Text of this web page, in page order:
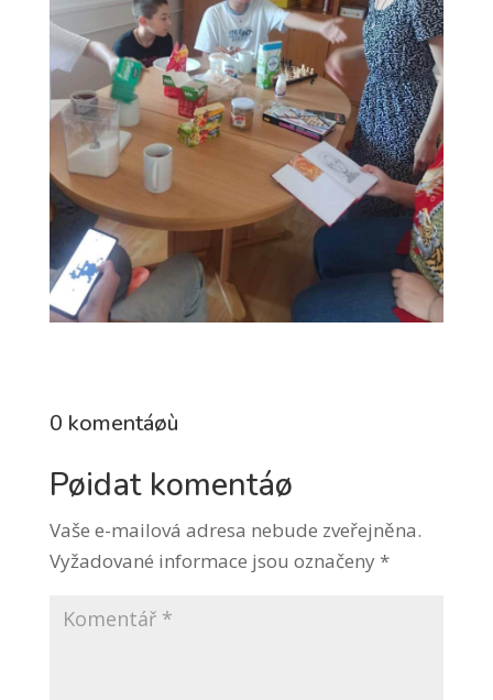
0 komentáøù
Pøidat komentáø
Vaše e-mailová adresa nebude zveřejněna.
Vyžadované informace jsou označeny *